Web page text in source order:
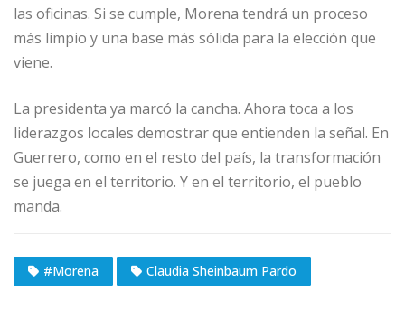
las oficinas. Si se cumple, Morena tendrá un proceso
más limpio y una base más sólida para la elección que
viene.
La presidenta ya marcó la cancha. Ahora toca a los
liderazgos locales demostrar que entienden la señal. En
Guerrero, como en el resto del país, la transformación
se juega en el territorio. Y en el territorio, el pueblo
manda.
#Morena Claudia Sheinbaum Pardo